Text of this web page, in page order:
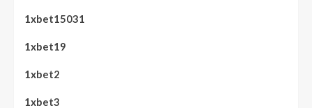
1xbet15031
1xbet19
1xbet2
1xbet3